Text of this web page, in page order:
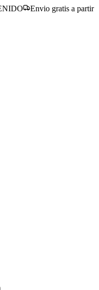
Envio gratis a partir